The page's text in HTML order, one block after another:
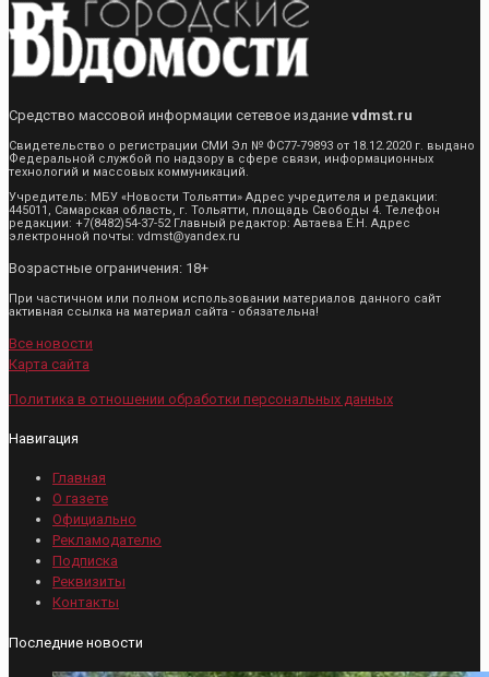
Средство массовой информации сетевое издание vdmst.ru
Свидетельство о регистрации СМИ Эл № ФС77-79893 от 18.12.2020 г. выдано
Федеральной службой по надзору в сфере связи, информационных
технологий и массовых коммуникаций.
Учредитель: МБУ «Новости Тольятти» Адрес учредителя и редакции:
445011, Самарская область, г. Тольятти, площадь Свободы 4. Телефон
редакции: +7(8482)54-37-52 Главный редактор: Автаева Е.Н. Адрес
электронной почты: vdmst@yandex.ru
Возрастные ограничения: 18+
При частичном или полном использовании материалов данного сайт
активная ссылка на материал сайта - обязательна!
Все новости
Карта сайта
Политика в отношении обработки персональных данных
Навигация
Главная
О газете
Официально
Рекламодателю
Подписка
Реквизиты
Контакты
Последние новости